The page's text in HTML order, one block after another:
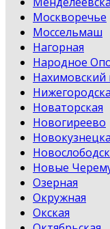
Москворечье
Моссельмаш
Нагорная
Народное
Нахимовский
Новаторская
Новогиреево
Новые
Озерная
Окружная
Окская